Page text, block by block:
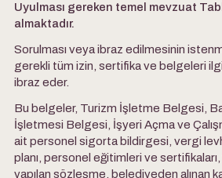
Uyulması gereken temel mevzuat
almaktadır.
Sorulması veya ibraz edilmesinin
gerekli tüm izin, sertifika ve belgeleri
ibraz eder.
Bu belgeler, Turizm İşletme Belgesi,
İşletmesi Belgesi, İşyeri Açma ve
ait personel sigorta bildirgesi, vergi
planı, personel eğitimleri ve
yapılan sözleşme, belediyeden alınan